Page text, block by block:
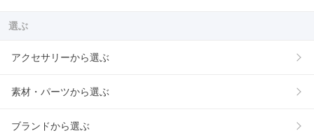
選ぶ
アクセサリーから選ぶ
素材・パーツから選ぶ
ブランドから選ぶ